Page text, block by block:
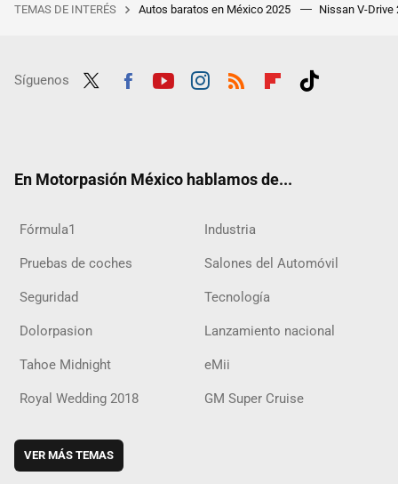
TEMAS DE INTERÉS Autos baratos en México 2025 Nissan V-Drive
Síguenos
En Motorpasión México hablamos de...
Fórmula1 Industria
Pruebas de coches Salones del Automóvil
Seguridad Tecnología
Dolorpasion Lanzamiento nacional
Tahoe Midnight eMii
Royal Wedding 2018 GM Super Cruise
VER MÁS TEMAS